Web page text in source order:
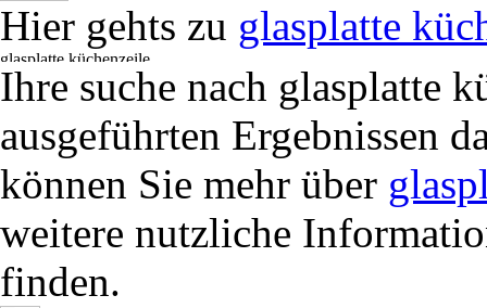
Hier gehts zu glasplatte
Ihre suche nach glasplatte
ausgeführten Ergebnissen
können Sie mehr über
weitere nutzliche
finden.